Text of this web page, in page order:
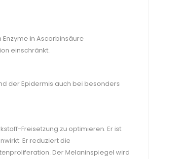
in Ascorbinsäure
einschränkt.
der Epidermis auch bei besonders
Freisetzung zu optimieren. Er ist
Er reduziert die
Der Melaninspiegel wird